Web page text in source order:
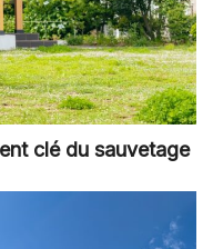
clé du sauvetage